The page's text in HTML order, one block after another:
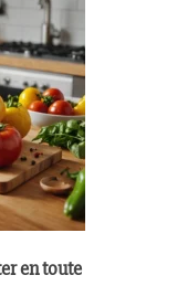
en toute